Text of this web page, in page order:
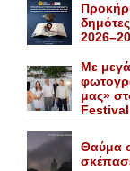
Με
μας»
Festival
Θαύμα